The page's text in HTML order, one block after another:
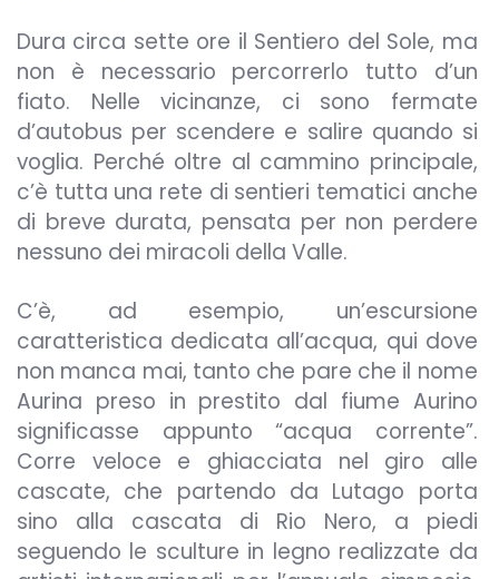
Dura circa sette ore il Sentiero del Sole, ma
non è necessario percorrerlo tutto d’un
fiato. Nelle vicinanze, ci sono fermate
d’autobus per scendere e salire quando si
voglia. Perché oltre al cammino principale,
c’è tutta una rete di sentieri tematici anche
di breve durata, pensata per non perdere
nessuno dei miracoli della Valle.
C’è, ad esempio, un’escursione
caratteristica dedicata all’acqua, qui dove
non manca mai, tanto che pare che il nome
Aurina preso in prestito dal fiume Aurino
significasse appunto “acqua corrente”.
Corre veloce e ghiacciata nel giro alle
cascate, che partendo da Lutago porta
sino alla cascata di Rio Nero, a piedi
seguendo le sculture in legno realizzate da